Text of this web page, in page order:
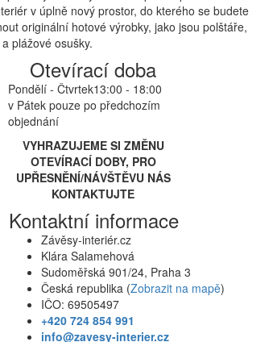
v úplně nový prostor, do kterého se budete
originální hotové výrobky, jako jsou polštáře,
plážové osušky.
Otevírací doba
Pondělí - Čtvrtek13:00 - 18:00
v Pátek pouze po předchozím
objednání
VYHRAZUJEME SI ZMĚNU
OTEVÍRACÍ DOBY, PRO
UPŘESNĚNÍ/NÁVŠTĚVU NÁS
KONTAKTUJTE
Kontaktní informace
Závěsy-interiér.cz
Klára Salamehová
Sudoměřská 901/24, Praha 3
Česká republika (Zobrazit na mapě)
IČO: 69505497
+420 724 854 991
info@zavesy-interier.cz